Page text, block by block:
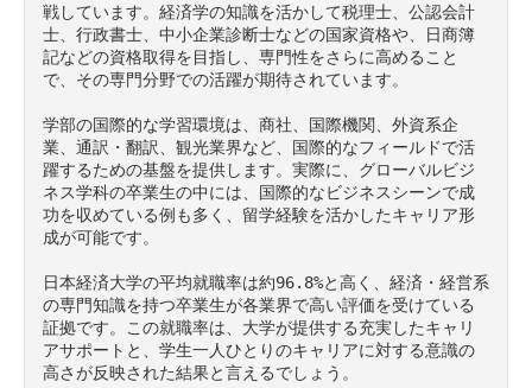
戦しています。経済学の知識を活かして税理士、公認会計
士、行政書士、中小企業診断士などの国家資格や、日商簿
記などの資格取得を目指し、専門性をさらに高めること
で、その専門分野での活躍が期待されています。
学部の国際的な学習環境は、商社、国際機関、外資系企
業、通訳・翻訳、観光業界など、国際的なフィールドで活
躍するための基盤を提供します。実際に、グローバルビジ
ネス学科の卒業生の中には、国際的なビジネスシーンで成
功を収めている例も多く、留学経験を活かしたキャリア形
成が可能です。
日本経済大学の平均就職率は約96.8%と高く、経済・経営系
の専門知識を持つ卒業生が各業界で高い評価を受けている
証拠です。この就職率は、大学が提供する充実したキャリ
アサポートと、学生一人ひとりのキャリアに対する意識の
高さが反映された結果と言えるでしょう。